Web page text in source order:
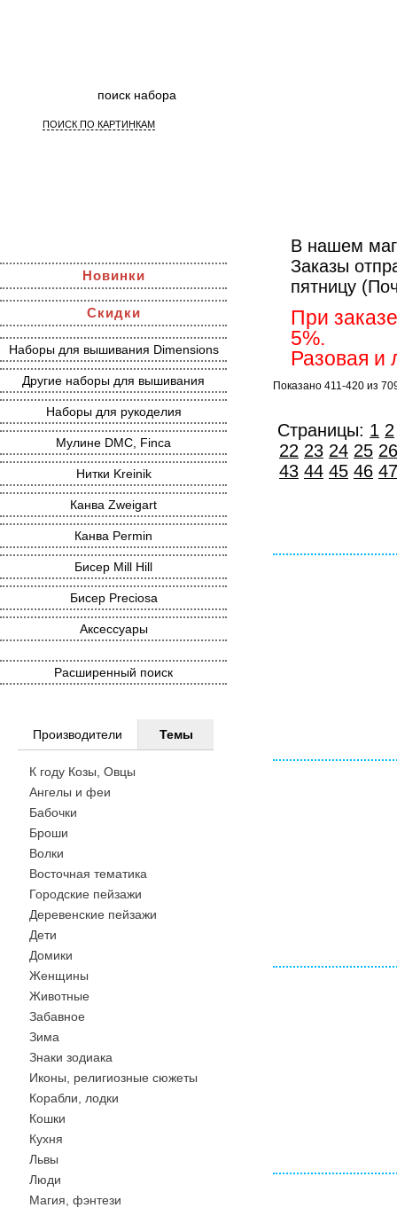
ПОИСК ПО КАРТИНКАМ
Новинки
Скидки
Наборы для вышивания Dimensions
Другие наборы для вышивания
Наборы для рукоделия
Мулине DMC, Finca
Нитки Kreinik
Канва Zweigart
Канва Permin
Бисер Mill Hill
Бисер Preciosa
Аксессуары
Расширенный поиск
Производители Темы
К году Козы, Овцы
Ангелы и феи
Бабочки
Броши
Волки
Восточная тематика
Городские пейзажи
Деревенские пейзажи
Дети
Домики
Женщины
Животные
Забавное
Зима
Знаки зодиака
Иконы, религиозные сюжеты
Корабли, лодки
Кошки
Кухня
Львы
Люди
Магия, фэнтези
В нашем
Заказы
пятницу
При
5%.
Разовая и
Показано 411-420 из
Страницы: 1 2
22 23 24 25 26
43 44 45 46 47